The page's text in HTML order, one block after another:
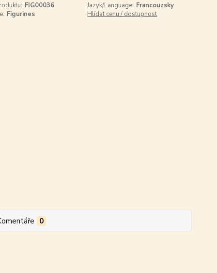
FIG00036 Jazyk/Language: Francouzsky
Figurines Hlídat cenu / dostupnost
0